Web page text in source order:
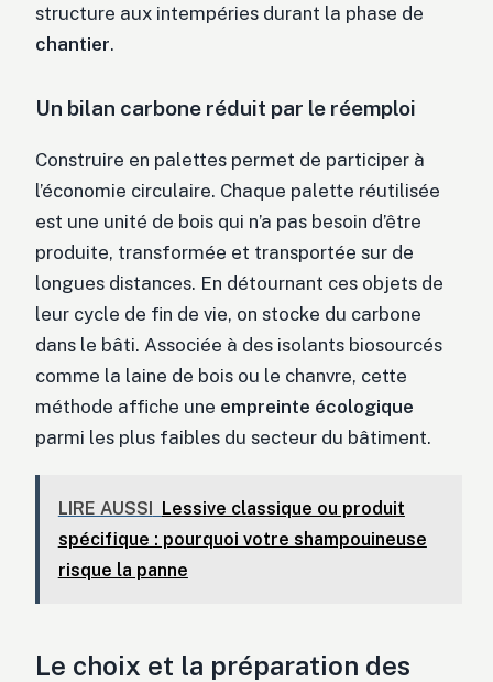
structure aux intempéries durant la phase de
chantier.
Un bilan carbone réduit par le réemploi
Construire en palettes permet de participer à
l’économie circulaire. Chaque palette réutilisée
est une unité de bois qui n’a pas besoin d’être
produite, transformée et transportée sur de
longues distances. En détournant ces objets de
leur cycle de fin de vie, on stocke du carbone
dans le bâti. Associée à des isolants biosourcés
comme la laine de bois ou le chanvre, cette
méthode affiche une empreinte écologique
parmi les plus faibles du secteur du bâtiment.
LIRE AUSSI
Lessive classique ou produit
spécifique : pourquoi votre shampouineuse
risque la panne
Le choix et la préparation des